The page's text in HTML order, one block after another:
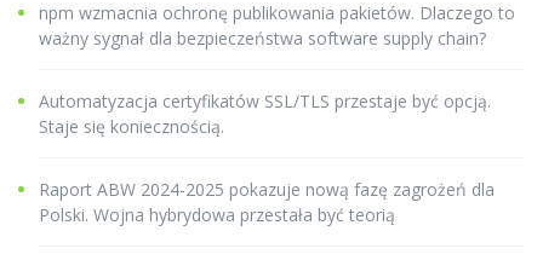
npm wzmacnia ochronę publikowania pakietów. Dlaczego to
ważny sygnał dla bezpieczeństwa software supply chain?
Automatyzacja certyfikatów SSL/TLS przestaje być opcją.
Staje się koniecznością.
Raport ABW 2024-2025 pokazuje nową fazę zagrożeń dla
Polski. Wojna hybrydowa przestała być teorią